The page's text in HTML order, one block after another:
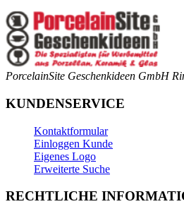
PorcelainSite Geschenkideen GmbH
KUNDENSERVICE
Kontaktformular
Einloggen Kunde
Eigenes Logo
Erweiterte Suche
RECHTLICHE